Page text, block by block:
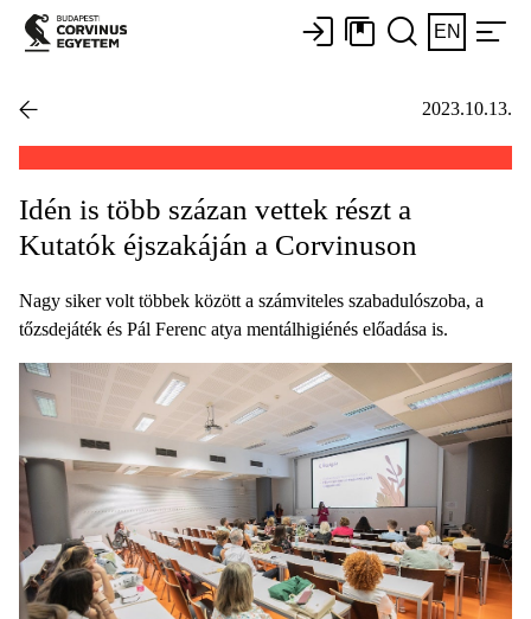
EN
2023.10.13.
Idén is több százan vettek részt a
Kutatók éjszakáján a Corvinuson
Nagy siker volt többek között a számviteles szabadulószoba, a
tőzsdejáték és Pál Ferenc atya mentálhigiénés előadása is.